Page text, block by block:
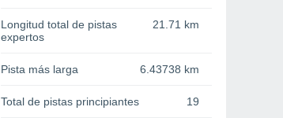
Longitud total de pistas
expertos
21.71 km
Pista más larga 6.43738 km
Total de pistas principiantes 19